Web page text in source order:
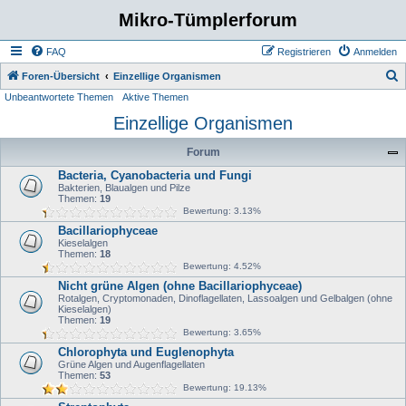
Mikro-Tümplerforum
FAQ Anmelden
Registrieren
Foren-Übersicht Einzellige Organismen
h
Unbeantwortete Themen Aktive Themen
Einzellige Organismen
Forum
Bacteria, Cyanobacteria und Fungi
Bakterien, Blaualgen und Pilze
Themen: 19
Bewertung: 3.13%
Bacillariophyceae
Kieselalgen
Themen: 18
Bewertung: 4.52%
Nicht grüne Algen (ohne Bacillariophyceae)
Rotalgen, Cryptomonaden, Dinoflagellaten, Lassoalgen und Gelbalgen (ohne
Kieselalgen)
Themen: 19
Bewertung: 3.65%
Chlorophyta und Euglenophyta
Grüne Algen und Augenflagellaten
Themen: 53
Bewertung: 19.13%